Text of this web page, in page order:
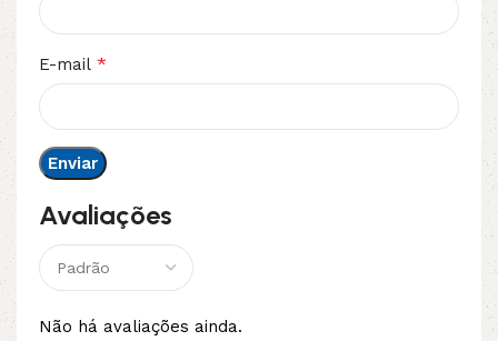
Avaliações
Não há avaliações ainda.
E-mail *